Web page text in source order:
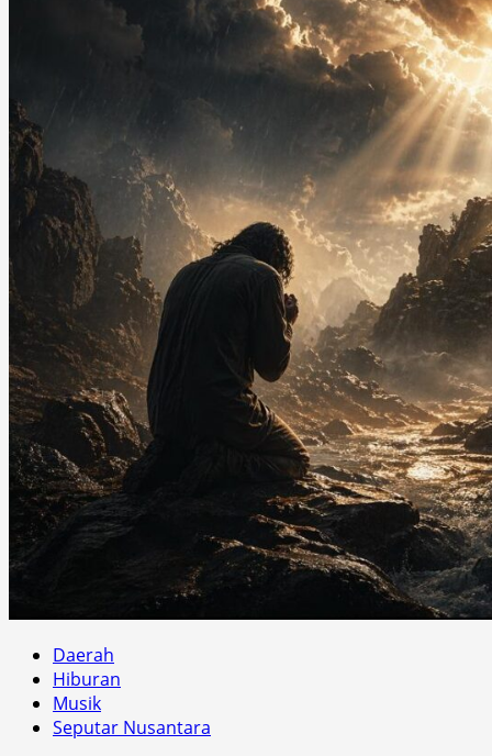
Daerah
Hiburan
Musik
Seputar Nusantara